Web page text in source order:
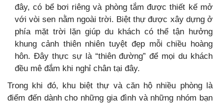
đây, có bể bơi riêng và phòng tắm được thiết kế mở
với vòi sen nằm ngoài trời. Biệt thự được xây dựng ở
phía mặt trời lặn giúp du khách có thể tận hưởng
khung cảnh thiên nhiên tuyệt đẹp mỗi chiều hoàng
hôn. Đây thực sự là “thiên đường” để mọi du khách
đều mê đắm khi nghỉ chân tại đây.
Trong khi đó, khu biệt thự và căn hộ nhiều phòng là
điểm đến dành cho những gia đình và những nhóm bạn